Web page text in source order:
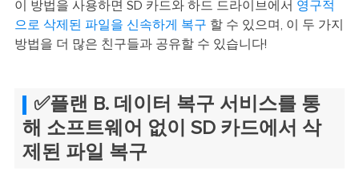
이 방법을 사용하면 SD 카드와 하드 드라이브에서 영구적
으로 삭제된 파일을 신속하게 복구 할 수 있으며, 이 두 가지
방법을 더 많은 친구들과 공유할 수 있습니다!
✅플랜 B. 데이터 복구 서비스를 통
해 소프트웨어 없이 SD 카드에서 삭
제된 파일 복구